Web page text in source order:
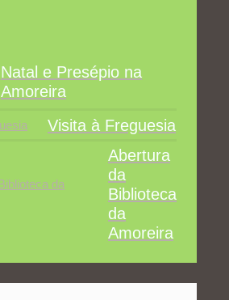
Natal e Presépio na
Amoreira
Visita à Freguesia
Abertura
da
Biblioteca
da
Amoreira